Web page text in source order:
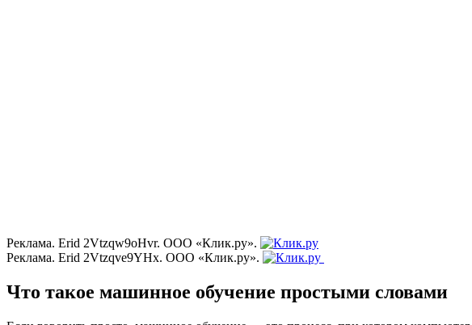
Реклама. Erid 2Vtzqw9oHvr. ООО «Клик.ру».
Реклама. Erid 2Vtzqve9YHx. ООО «Клик.ру».
Что такое машинное обучение простыми словами